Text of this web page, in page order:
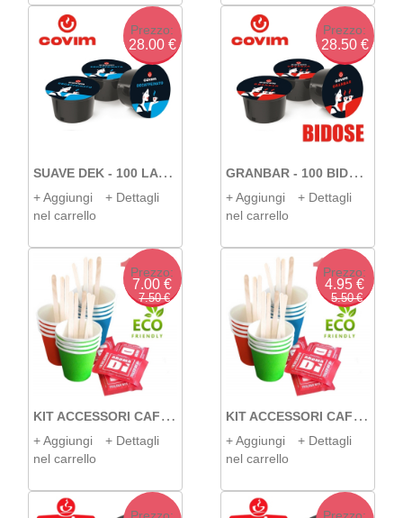
Prezzo:
28.00 €
S
UAVE DEK - 100 LAVAZZA BLUE COVIM
+ Aggiungi
nel carrello
+ Dettagli
Prezzo:
28.50 €
G
RANBAR - 100 BIDOSE LAVAZZA BLUE COVIM
+ Aggiungi
nel carrello
+ Dettagli
Prezzo:
7.00 €
7.50 €
K
IT ACCESSORI CAFFÈ DA 150 ECO
+ Aggiungi
nel carrello
+ Dettagli
Prezzo:
4.95 €
5.50 €
K
IT ACCESSORI CAFFÈ DA 100 ECO
+ Aggiungi
nel carrello
+ Dettagli
Prezzo: Prezzo: